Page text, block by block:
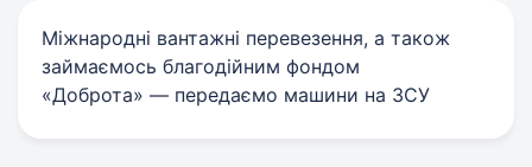
Міжнародні вантажні перевезення, а також
займаємось благодійним фондом
«Доброта» — передаємо машини на ЗСУ